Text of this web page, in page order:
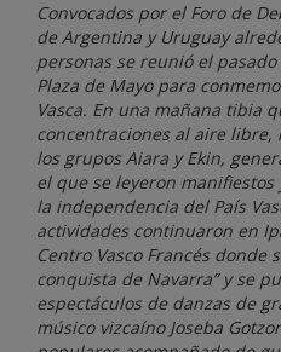
Convocados por el Foro de
de Argentina y Uruguay
personas se reunió el
Plaza de Mayo para
Vasca. En una mañana tibia
concentraciones al aire libre,
los grupos Aiara y Ekin,
el que se leyeron
la independencia del País
actividades continuaron en
Centro Vasco Francés donde
conquista de Navarra” y se
espectáculos de danzas de
músico vizcaíno Joseba